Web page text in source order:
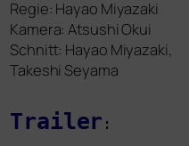
Regie: Hayao Miyazaki
Kamera: Atsushi Okui
Schnitt: Hayao Miyazaki,
Takeshi Seyama
Trailer :